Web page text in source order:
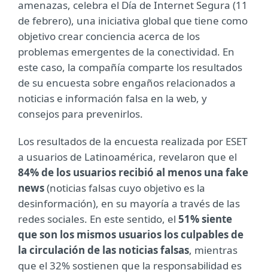
amenazas, celebra el Día de Internet Segura (11
de febrero), una iniciativa global que tiene como
objetivo crear conciencia acerca de los
problemas emergentes de la conectividad. En
este caso, la compañía comparte los resultados
de su encuesta sobre engaños relacionados a
noticias e información falsa en la web, y
consejos para prevenirlos.
Los resultados de la encuesta realizada por ESET
a usuarios de Latinoamérica, revelaron que el
84% de los usuarios recibió al menos una fake
news(noticias falsas cuyo objetivo es la
desinformación), en su mayoría a través de las
redes sociales. En este sentido, el 51% siente
que son los mismos usuarios los culpables de
la circulación de las noticias falsas, mientras
que el 32% sostienen que la responsabilidad es